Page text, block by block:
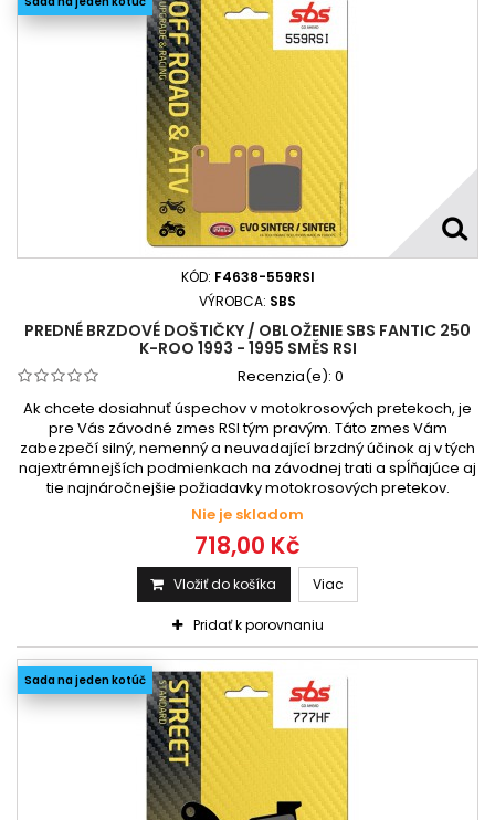
KÓD: F4638-559RSI
VÝROBCA: SBS
PREDNÉ BRZDOVÉ DOŠTIČKY / OBLOŽENIE SBS FANTIC 250
K-ROO 1993 - 1995 SMĚS RSI
Recenzia(e): 0
Ak chcete dosiahnuť úspechov v motokrosových pretekoch, je
pre Vás závodné zmes RSI tým pravým. Táto zmes Vám
zabezpečí silný, nemenný a neuvadající brzdný účinok aj v tých
najextrémnejších podmienkach na závodnej trati a spĺňajúce aj
tie najnáročnejšie požiadavky motokrosových pretekov.
Nie je skladom
718,00 Kč
Vložiť do košíka Viac
Pridať k porovnaniu
Sada na jeden kotúč